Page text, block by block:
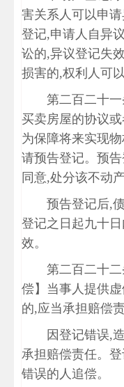
害关系人可以申
登记,申请人自异
讼的,异议登记失
损害的,权利人可
第二百二十
买卖房屋的协议
为保障将来实现
请预告登记。预
同意,处分该不动
预告登记后,
登记之日起九十
效。
第二百二十
偿】当事人提供
的,应当承担赔偿责
因登记错误,
承担赔偿责任。
错误的人追偿。